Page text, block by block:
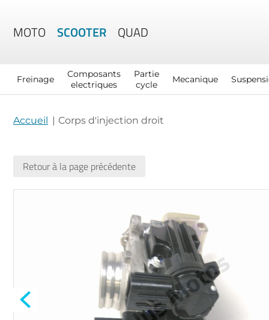
MOTO SCOOTER QUAD
Freinage
Composants
electriques
Partie
cycle
Mecanique
Accueil Corps d'injection droit
Retour à la page précédente